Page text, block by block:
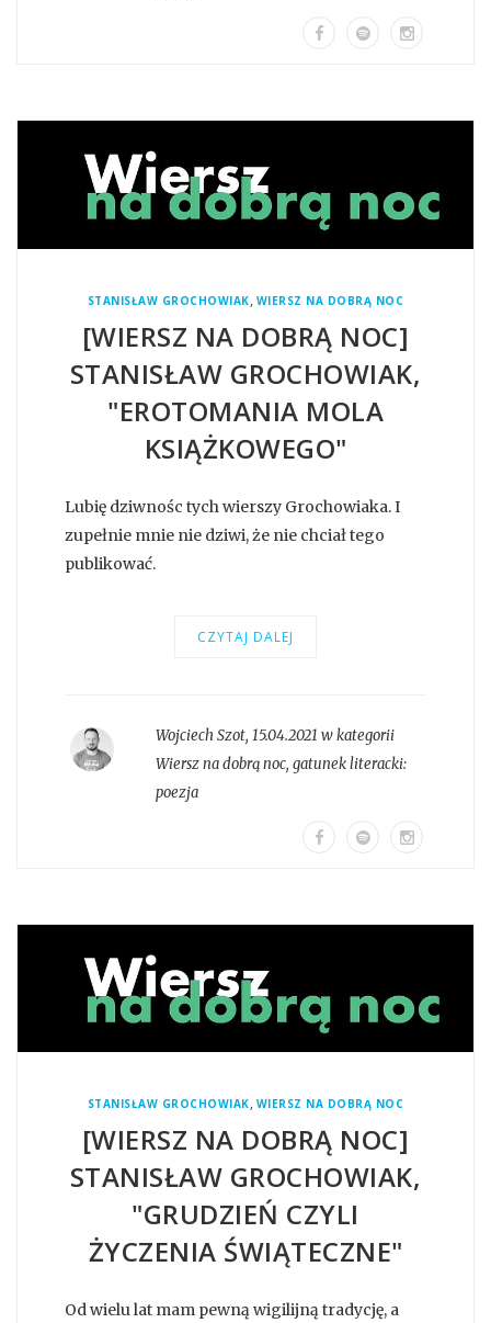
STANISŁAW GROCHOWIAK, WIERSZ NA DOBRĄ NOC
[WIERSZ NA DOBRĄ NOC]
STANISŁAW GROCHOWIAK,
"EROTOMANIA MOLA
KSIĄŻKOWEGO"
Lubię dziwnośc tych wierszy Grochowiaka. I
zupełnie mnie nie dziwi, że nie chciał tego
publikować.
CZYTAJ DALEJ
Wojciech Szot, 15.04.2021 w kategorii
Wiersz na dobrą noc, gatunek literacki:
poezja
STANISŁAW GROCHOWIAK, WIERSZ NA DOBRĄ NOC
[WIERSZ NA DOBRĄ NOC]
STANISŁAW GROCHOWIAK,
"GRUDZIEŃ CZYLI
ŻYCZENIA ŚWIĄTECZNE"
Od wielu lat mam pewną wigilijną tradycję, a